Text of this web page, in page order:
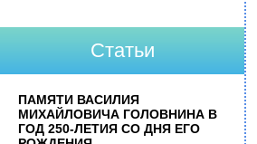
Статьи
ПАМЯТИ ВАСИЛИЯ
МИХАЙЛОВИЧА ГОЛОВНИНА В
ГОД 250-ЛЕТИЯ СО ДНЯ ЕГО